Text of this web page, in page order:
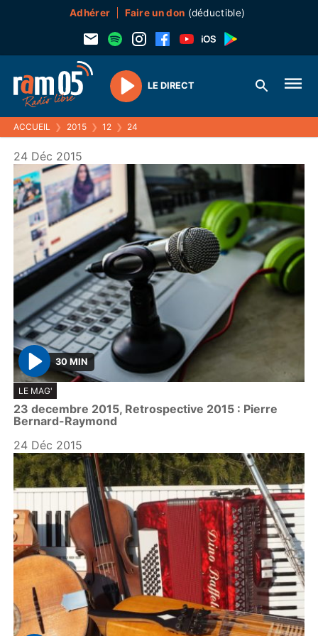
Adhérer Faire un don (déductible)
Play
LE DIRECT
ACCUEIL ❯ 2015 ❯ 12 ❯ 24
24 Déc 2015
P
l
a
y
30 MIN
LE MAG'
23 decembre 2015, Retrospective 2015 : Pierre
Bernard-Raymond
24 Déc 2015